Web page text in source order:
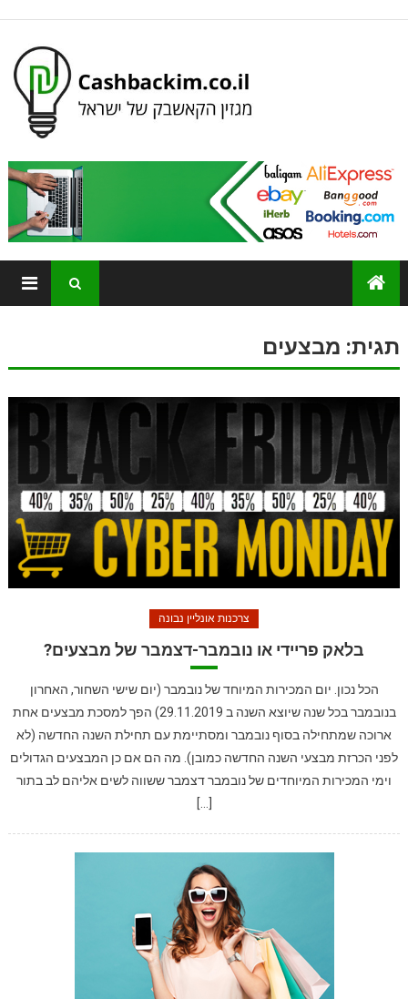
תגית: מבצעים
צרכנות אונליין נבונה
בלאק פריידי או נובמבר-דצמבר של מבצעים?
הכל נכון. יום המכירות המיוחד של נובמבר (יום שישי השחור, האחרון
בנובמבר בכל שנה שיוצא השנה ב 29.11.2019) הפך למסכת מבצעים אחת
ארוכה שמתחילה בסוף נובמבר ומסתיימת עם תחילת השנה החדשה (לא
לפני הכרזת מבצעי השנה החדשה כמובן). מה הם אם כן המבצעים הגדולים
וימי המכירות המיוחדים של נובמבר דצמבר ששווה לשים אליהם לב בתור
[…]